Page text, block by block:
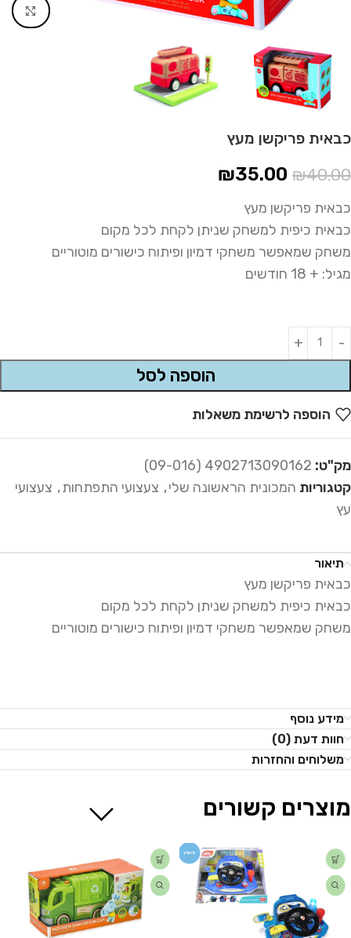
Click to enlarge
כבאית פריקשן מעץ
₪40.00
₪35.00
כבאית פריקשן מעץ
כבאית כיפית למשחק שניתן לקחת לכל מקום
משחק שמאפשר משחקי דמיון ופיתוח כישורים מוטוריים
מגיל: + 18 חודשים
הוספה לסל
Alternative:
הוספה לרשימת משאלות
מק"ט: 4902713090162 (09-016)
קטגוריות המכונית הראשונה שלי, צעצועי התפתחות, צעצועי
עץ
תיאור
כבאית פריקשן מעץ
כבאית כיפית למשחק שניתן לקחת לכל מקום
משחק שמאפשר משחקי דמיון ופיתוח כישורים מוטוריים
מידע נוסף
חוות דעת (0)
משלוחים והחזרות
מוצרים קשורים
מומלץ